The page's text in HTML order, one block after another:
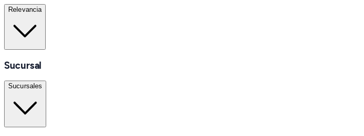
Relevancia
Sucursal
Sucursales